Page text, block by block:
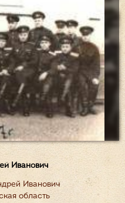
Иванович
Иванович
область